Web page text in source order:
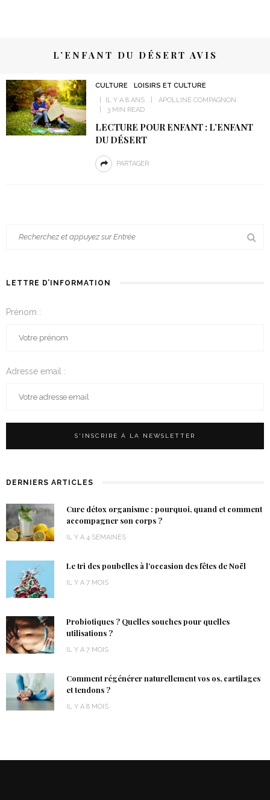
L’ENFANT DU DÉSERT AVIS
CULTURE
LOISIRS ET CULTURE
IL Y A 8 ANS
APOLLINE COMPAGNON
3 MIN READ
LECTURE POUR ENFANT : L’ENFANT
DU DÉSERT
PARTAGER
LETTRE D’INFORMATION
Prénom :
Adresse email :
DERNIERS ARTICLES
Cure détox organisme : pourquoi, quand et comment
accompagner son corps ?
IL Y A 4 SEMAINES
Le tri des poubelles à l’occasion des fêtes de Noël
IL Y A 7 MOIS
Probiotiques ? Quelles souches pour quelles
utilisations ?
IL Y A 7 MOIS
Comment régénérer naturellement vos os, cartilages
et tendons ?
IL Y A 8 MOIS